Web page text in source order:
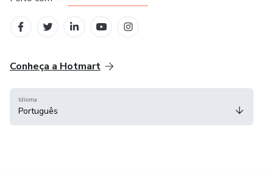
Conheça a Hotmart
Idioma
Português